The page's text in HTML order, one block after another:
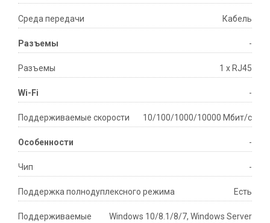
Среда передачи Кабель
Разъемы -
Разъемы 1 х RJ45
Wi-Fi -
Поддерживаемые скорости 10/100/1000/10000 Мбит/с
Особенности -
Чип -
Поддержка полнодуплексного режима Есть
Поддерживаемые
Windows 10/8.1/8/7, Windows Server